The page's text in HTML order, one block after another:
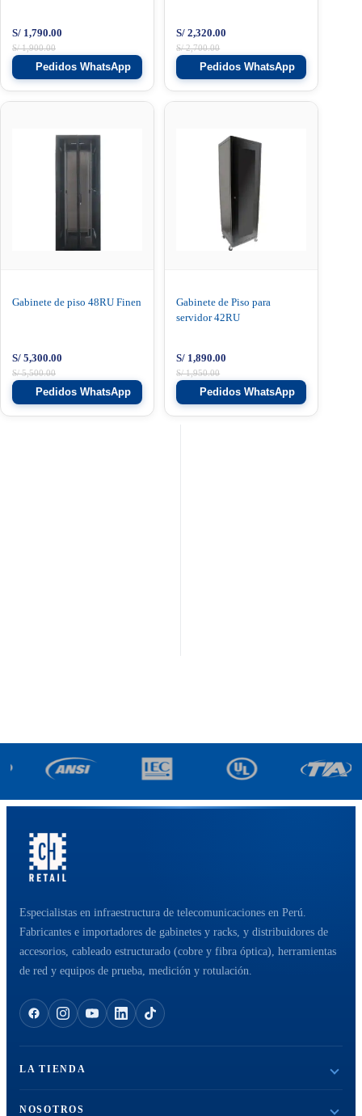
S/1,900.00
S/ 1,790.00
Pedidos WhatsApp
S/2,700.00
S/ 2,320.00
Pedidos WhatsApp
Gabinete de piso 48RU Finen
S/5,500.00
S/ 5,300.00
Pedidos WhatsApp
Gabinete de Piso para
servidor 42RU
S/1,950.00
S/ 1,890.00
Pedidos WhatsApp
Especialistas en infraestructura de telecomunicaciones en Perú.
Fabricantes e importadores de gabinetes y racks, y distribuidores de
accesorios, cableado estructurado (cobre y fibra óptica), herramientas
de red y equipos de prueba, medición y rotulación.
LA TIENDA
NOSOTROS